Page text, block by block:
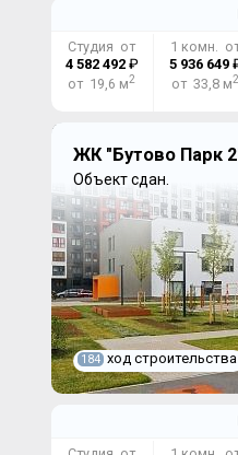
Студия от
4 582 492₽
от 19,6 м2
1 комн.
5 936 649
от 33,8 м2
ЖК "Бутово Парк
Объект сдан.
184 ход строительства